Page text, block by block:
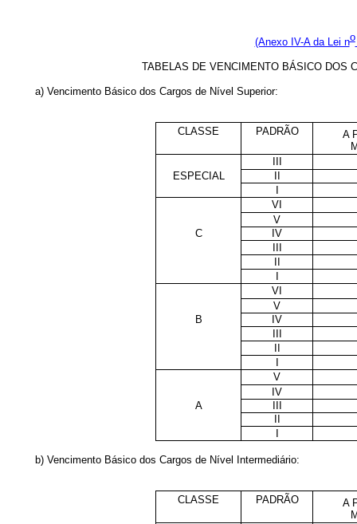
(Anexo IV-A da Lei no
TABELAS DE VENCIMENTO BÁSICO DOS
a) Vencimento Básico dos Cargos de Nível Superior:
CLASSE PADRÃO
A
ESPECIAL
VI
V
C
IV
VI
V
B
IV
V
IV
A
b) Vencimento Básico dos Cargos de Nível Intermediário:
CLASSE PADRÃO
A